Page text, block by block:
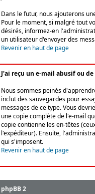
Dans le futur, nous ajouterons
Pour le moment, si malgré tout
désirés, informez-en
un utilisateur d'envoyer des
Revenir en haut de page
J'ai reçu un e-mail abusif ou
Nous sommes peinés
inclut des sauvegardes pour
messages de ce type. Vous
une copie complète de l'e-mail
copie contienne les en-têtes
l'expéditeur). Ensuite,
qui s'imposent.
Revenir en haut de page
phpBB 2